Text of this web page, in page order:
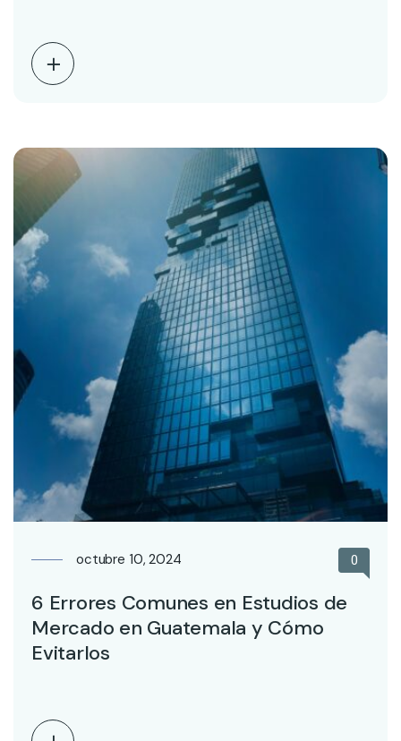
octubre 10, 2024 0
6 Errores Comunes en Estudios de
Mercado en Guatemala y Cómo
Evitarlos